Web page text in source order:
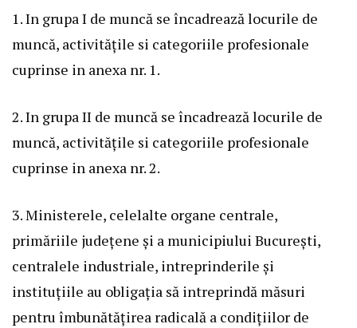
1. In grupa I de muncă se încadrează locurile de
muncă, activitățile si categoriile profesionale
cuprinse in anexa nr. 1.
2. In grupa II de muncă se încadrează locurile de
muncă, activitățile si categoriile profesionale
cuprinse in anexa nr. 2.
3. Ministerele, celelalte organe centrale,
primăriile județene și a municipiului București,
centralele industriale, intreprinderile și
instituțiile au obligația să intreprindă măsuri
pentru îmbunătățirea radicală a condițiilor de